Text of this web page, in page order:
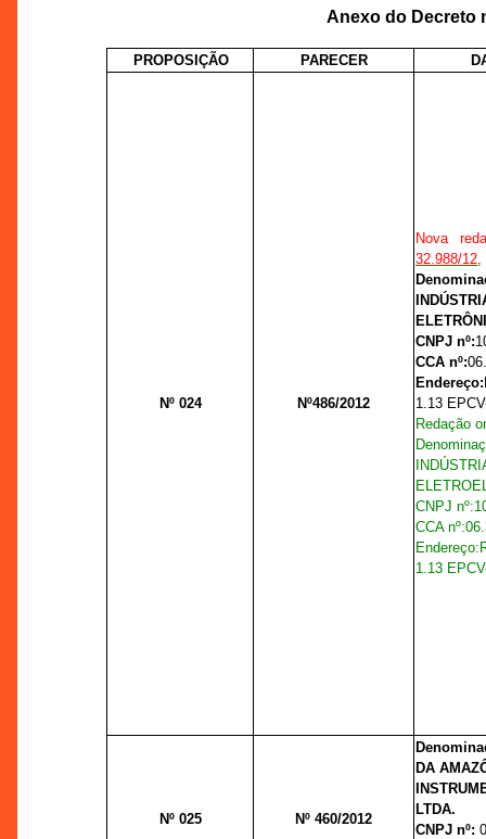
Anexo do Decreto
PROPOSIÇÃO PARECER
Nº 024 Nº486/2012
Nova
32.988/12,
CNPJ nº:
CCA nº:
Endereço:
1.13
Redação
CNPJ nº:
CCA nº:
Endereço:
1.13
Nº 025 Nº 460/2012
DA
LTDA.
CNPJ nº: